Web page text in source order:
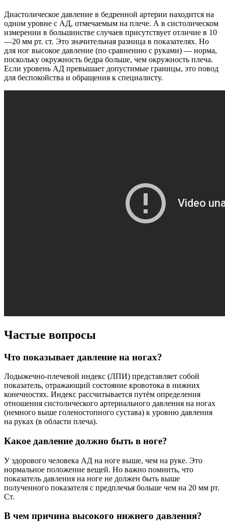
Диастолическое давление в бедренной артерии находится на
одном уровне с АД, отмечаемым на плече. А в систолическом
измерении в большинстве случаев присутствует отличие в 10
—20 мм рт. ст. Это значительная разница в показателях. Но
для ног высокое давление (по сравнению с руками) — норма,
поскольку окружность бедра больше, чем окружность плеча.
Если уровень АД превышает допустимые границы, это повод
для беспокойства и обращения к специалисту.
Частые вопросы
Что показывает давление на ногах?
Лодыжечно-плечевой индекс (ЛПИ) представляет собой
показатель, отражающий состояние кровотока в нижних
конечностях. Индекс рассчитывается путём определения
отношения систолического артериального давления на ногах
(немного выше голеностопного сустава) к уровню давления
на руках (в области плеча).
Какое давление должно быть в ноге?
У здорового человека АД на ноге выше, чем на руке. Это
нормальное положение вещей. Но важно помнить, что
показатель давления на ноге не должен быть выше
полученного показателя с предплечья больше чем на 20 мм рт.
Ст.
В чем причина высокого нижнего давления?